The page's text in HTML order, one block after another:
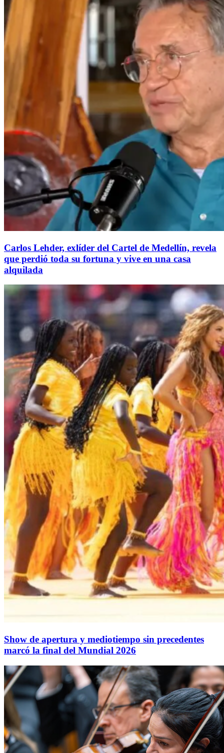
Carlos Lehder, exlíder del Cartel de Medellín, revela
que perdió toda su fortuna y vive en una casa
alquilada
Show de apertura y mediotiempo sin precedentes
marcó la final del Mundial 2026